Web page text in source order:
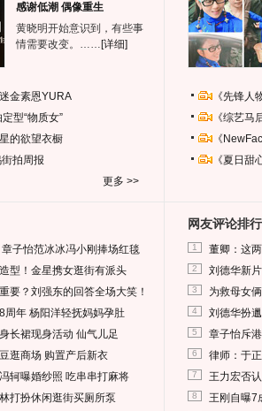
感谢低潮 偶像重生
黄晓明开始意识到，有些事
情需要改变。…… [详细]
金素恩YURA
型“物质女”
的欲望衣橱
拍周报
更多 >>
《先锋
《综艺
《
《夏日
章子怡范冰冰冯小刚捧场红毯
型！金星携女逛街有派头
要？刘强东的回答全场大笑！
周年 杨阳洋轻抚妈妈孕肚
长裙现身活动 仙气儿足
逛商场 购置产后新衣
轲曝婚纱照 吃串串打麻将
打扮休闲逛街买厕所泵
网友评论排行
1 董卿：这
2 刘德华新
3 为救母女
4 刘德华扮
5 章子怡斥
6 律师：于
7 王力宏否
8 王刚自曝7